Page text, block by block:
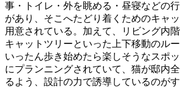
事・トイレ・外を眺める・昼寝などの
があり、そこへたどり着くためのキャ
用意されている。加えて、リビング内
キャットツリーといった上下移動のル
いったん歩き始めたら楽しそうなスポ
にプランニングされていて、猫が邸内
るよう、設計の力で誘導しているのがす